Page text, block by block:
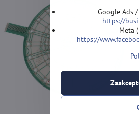
Google Ads
https://
Meta
https://